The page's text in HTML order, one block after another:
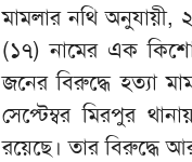
মামলার নথি অনুযায়ী,
(১৭) নামের এক
জনের বিরুদ্ধে হত্যা
সেপ্টেম্বর মিরপুর
রয়েছে। তার বিরুদ্ধে